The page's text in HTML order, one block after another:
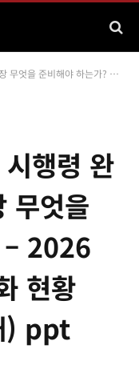
텐츠 STO 법제화 현황(2026년 4월 현재) ppt
행령 완
무엇을
– 2026
현황
) ppt